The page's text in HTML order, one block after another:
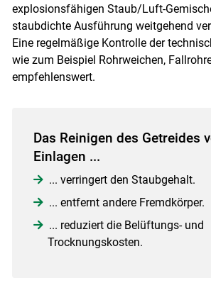
Skip to main
explosionsfähigen Staub/Luft-
staubdichte Ausführung weitgehend
Eine regelmäßige Kontrolle der
wie zum Beispiel Rohrweichen,
empfehlenswert.
Das Reinigen des Getreides
Einlagen ...
... verringert den Staubgehalt.
... entfernt andere Fremdkörper.
... reduziert die Belüftungs- und
Trocknungskosten.